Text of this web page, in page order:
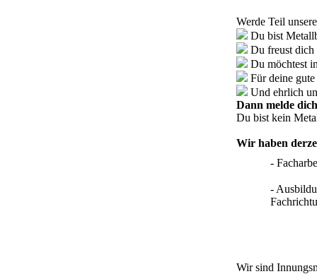
Werde Teil
Du bist
Du freust dich
Du möchtest
Für deine
Und ehrlich
Dann melde
Du bist kein
Wir haben
-
-
Wir sind